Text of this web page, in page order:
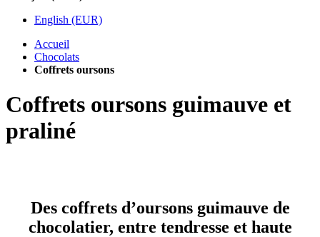
English (EUR)
Accueil
Chocolats
Coffrets oursons
Coffrets oursons guimauve et
praliné
Des coffrets d’oursons guimauve de
chocolatier, entre tendresse et haute